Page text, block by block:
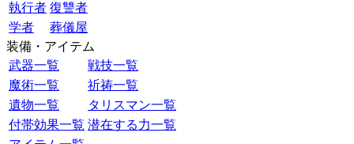
執行者 復讐者
学者
葬儀屋
装備・アイテム
武器一覧
戦技一覧
魔術一覧
祈祷一覧
遺物一覧
タリスマン一覧
付帯効果一覧 潜在する力一覧